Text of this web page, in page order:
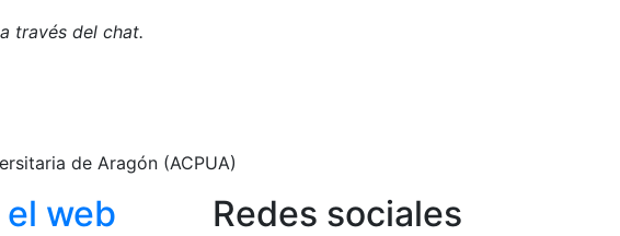
través del chat.
de Aragón (ACPUA)
web Redes sociales